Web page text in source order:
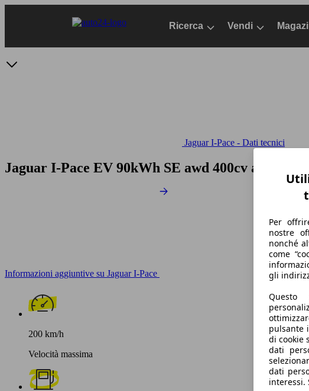
Ricerca Vendi
Jaguar I-Pace - Dati tecnici
Jaguar I-Pace EV 90kWh SE awd 400cv auto
Informazioni aggiuntive su Jaguar I-Pace
200 km/h
Velocità massima
Per
nostre
nonché
come
gli
Questo
pulsante
di cookie
dati
dati
interessi.